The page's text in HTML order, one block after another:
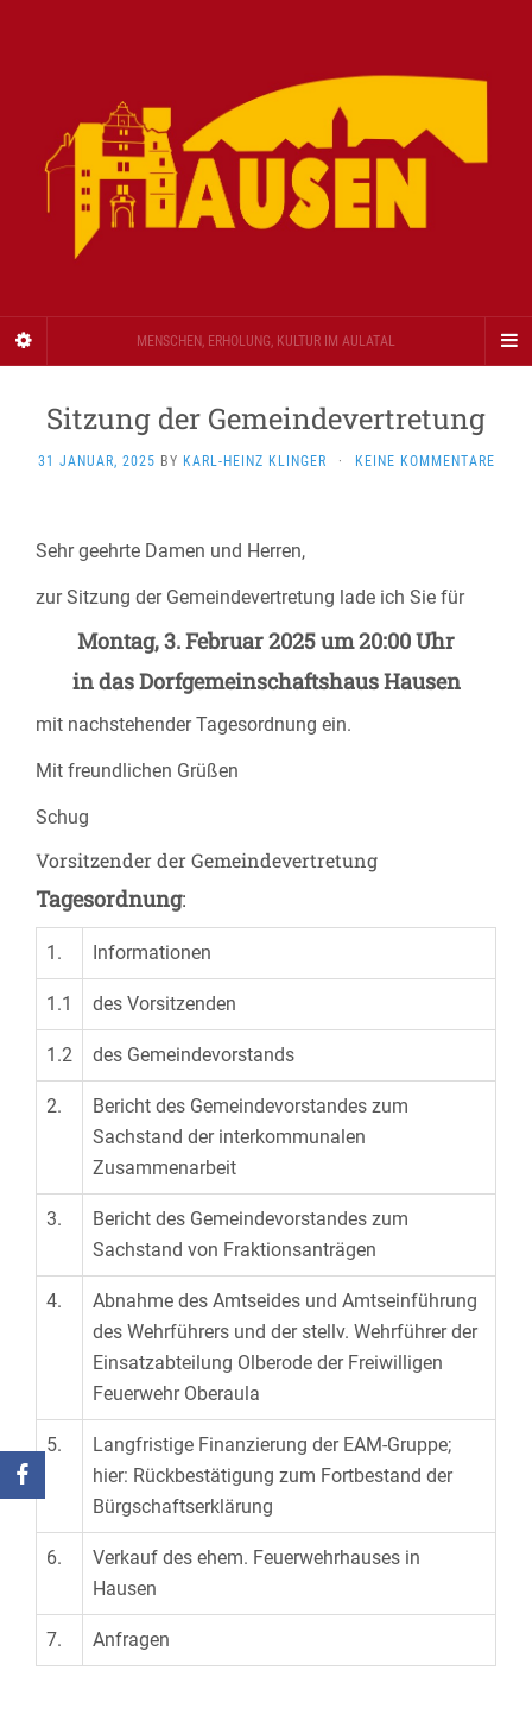
MENSCHEN, ERHOLUNG, KULTUR IM AULATAL
Sitzung der Gemeindevertretung
31 JANUAR, 2025 BY KARL-HEINZ KLINGER · KEINE KOMMENTARE
Sehr geehrte Damen und Herren,
zur Sitzung der Gemeindevertretung lade ich Sie für
Montag, 3. Februar 2025 um 20:00 Uhr
in das Dorfgemeinschaftshaus Hausen
mit nachstehender Tagesordnung ein.
Mit freundlichen Grüßen
Schug
Vorsitzender der Gemeindevertretung
Tagesordnung:
1. Informationen
1.1 des Vorsitzenden
1.2 des Gemeindevorstands
2.
Bericht des Gemeindevorstandes zum
Sachstand der interkommunalen
Zusammenarbeit
3.
Bericht des Gemeindevorstandes zum
Sachstand von Fraktionsanträgen
4.
Abnahme des Amtseides und Amtseinführung
des Wehrführers und der stellv. Wehrführer der
Einsatzabteilung Olberode der Freiwilligen
Feuerwehr Oberaula
5.
Langfristige Finanzierung der EAM-Gruppe;
hier: Rückbestätigung zum Fortbestand der
Bürgschaftserklärung
6.
Verkauf des ehem. Feuerwehrhauses in
Hausen
7. Anfragen